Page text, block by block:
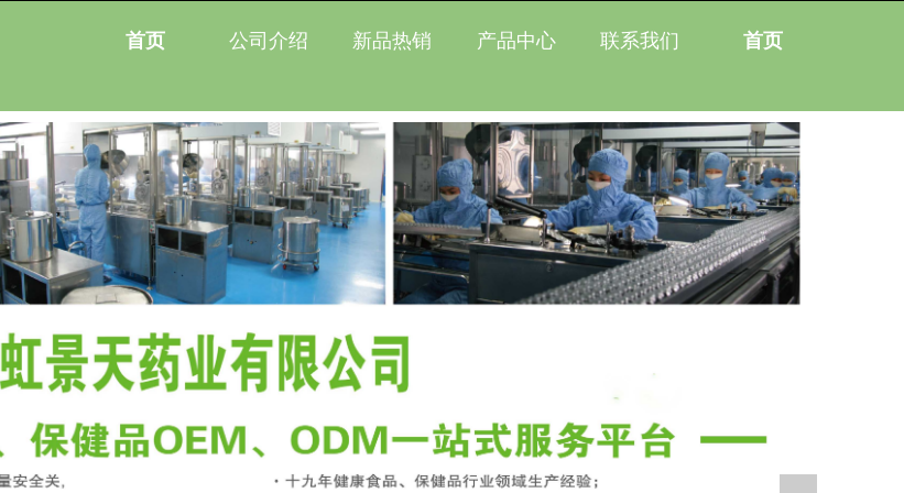
首页
首页
公司介绍
公司介绍
新品热销
新品热销
产品中心
产品中心
联系我们
联系我们
首页
首页